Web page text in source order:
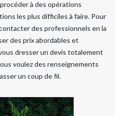
à des opérations
les plus difficiles à faire. Pour
des professionnels en la
des prix abordables et
dresser un devis totalement
voulez des renseignements
un coup de fil.